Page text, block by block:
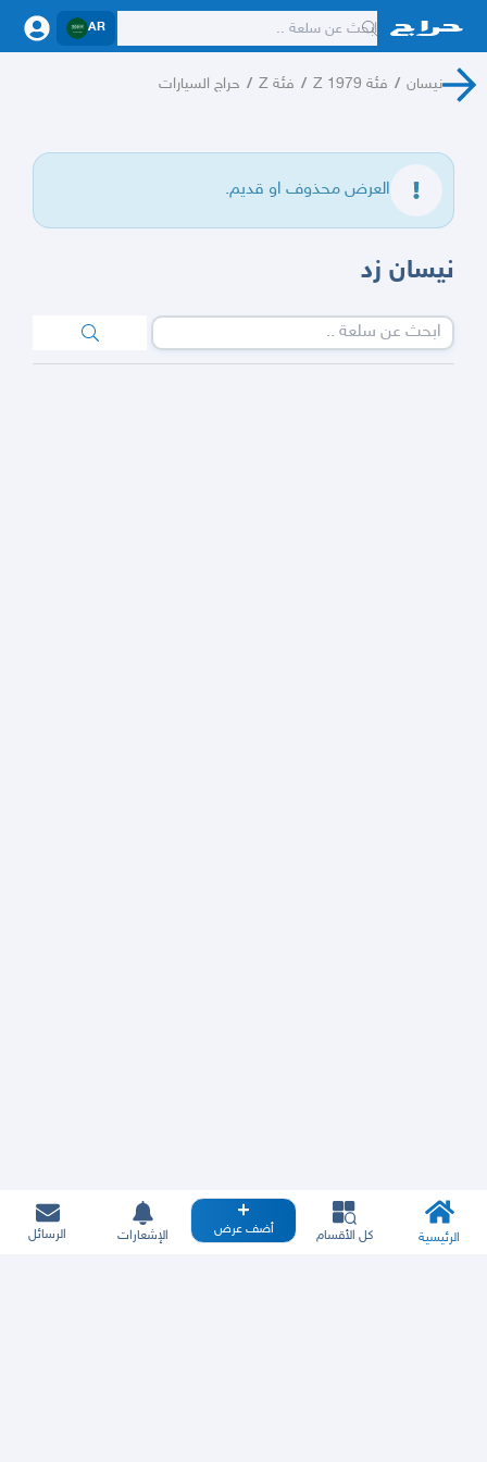
AR
نيسان / فئة Z 1979 / فئة Z / حراج السيارات
العرض محذوف او قديم.
نيسان زد
الرئيسية كل الأقسام أضف عرض الإشعارات الرسائل